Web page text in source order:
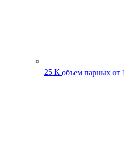
25 К объем парных от